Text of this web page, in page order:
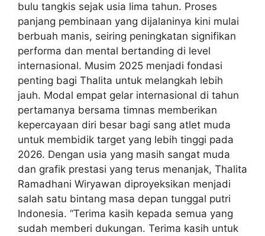
bulu tangkis sejak usia lima tahun. Proses
panjang pembinaan yang dijalaninya kini mulai
berbuah manis, seiring peningkatan signifikan
performa dan mental bertanding di level
internasional. Musim 2025 menjadi fondasi
penting bagi Thalita untuk melangkah lebih
jauh. Modal empat gelar internasional di tahun
pertamanya bersama timnas memberikan
kepercayaan diri besar bagi sang atlet muda
untuk membidik target yang lebih tinggi pada
2026. Dengan usia yang masih sangat muda
dan grafik prestasi yang terus menanjak, Thalita
Ramadhani Wiryawan diproyeksikan menjadi
salah satu bintang masa depan tunggal putri
Indonesia. “Terima kasih kepada semua yang
sudah memberi dukungan. Terima kasih untuk